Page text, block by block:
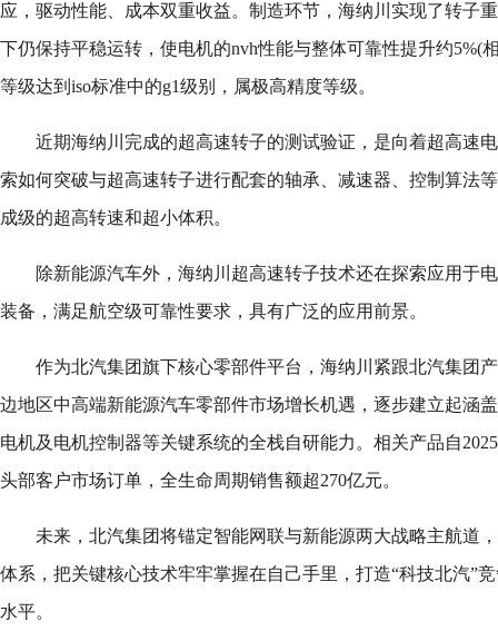
应，驱动性能、成本双重收益。制造环节，海纳川实现了转子
下仍保持平稳运转，使电机的nvh性能与整体可靠性提升约5%(
等级达到iso标准中的g1级别，属极高精度等级。
近期海纳川完成的超高速转子的测试验证，是向着超高速
索如何突破与超高速转子进行配套的轴承、减速器、控制算法
成级的超高转速和超小体积。
除新能源汽车外，海纳川超高速转子技术还在探索应用于
装备，满足航空级可靠性要求，具有广泛的应用前景。
作为北汽集团旗下核心零部件平台，海纳川紧跟北汽集团
边地区中高端新能源汽车零部件市场增长机遇，逐步建立起涵
电机及电机控制器等关键系统的全栈自研能力。相关产品自
头部客户市场订单，全生命周期销售额超270亿元。
未来，北汽集团将锚定智能网联与新能源两大战略主航道
体系，把关键核心技术牢牢掌握在自己手里，打造“科技北汽”
水平。